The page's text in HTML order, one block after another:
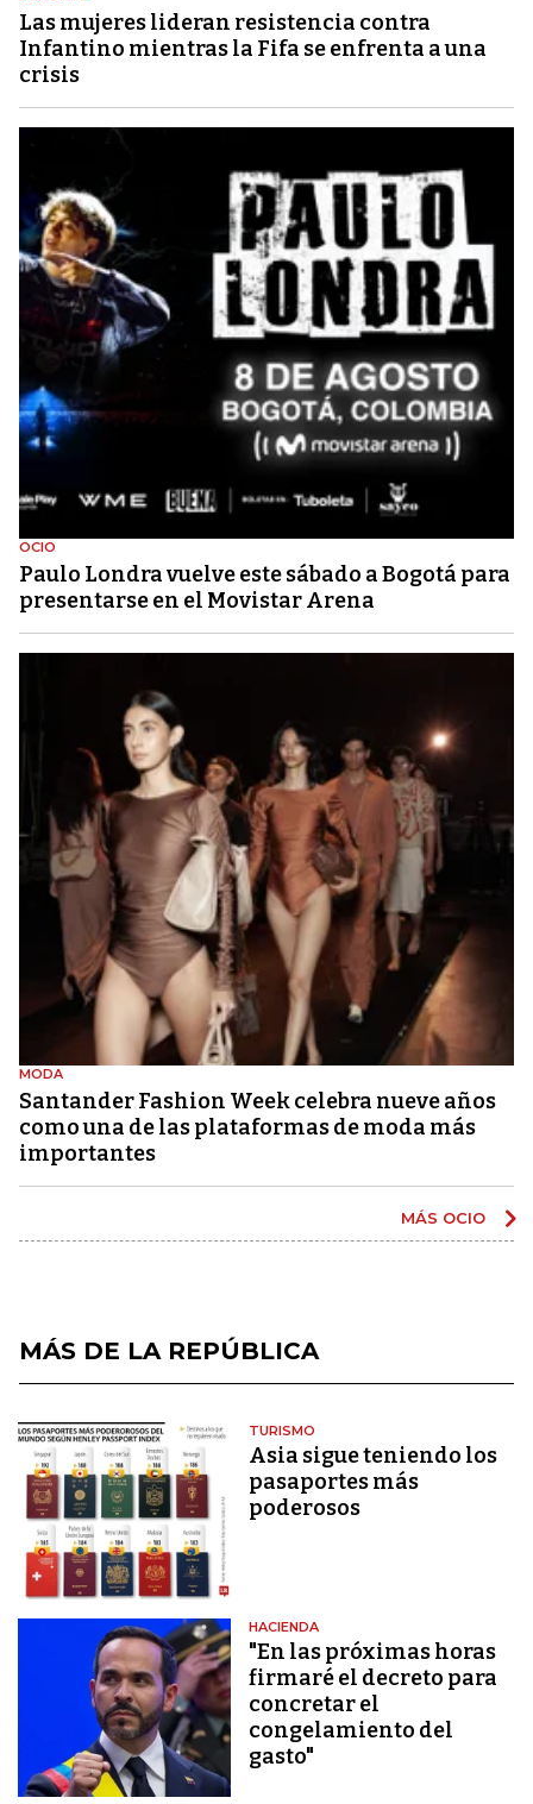
Las mujeres lideran resistencia contra
Infantino mientras la Fifa se enfrenta a una
crisis
OCIO
Paulo Londra vuelve este sábado a Bogotá para
presentarse en el Movistar Arena
MODA
Santander Fashion Week celebra nueve años
como una de las plataformas de moda más
importantes
MÁS OCIO
MÁS DE LA REPÚBLICA
TURISMO
Asia sigue teniendo los
pasaportes más
poderosos
HACIENDA
"En las próximas horas
firmaré el decreto para
concretar el
congelamiento del
gasto"